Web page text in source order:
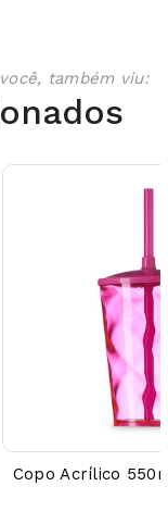
também viu:
Copo Acrílico